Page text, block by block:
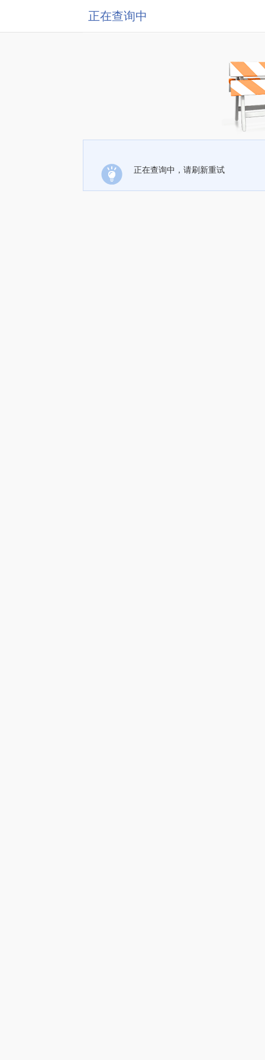
正在查询中
正在查询中，请刷新重试